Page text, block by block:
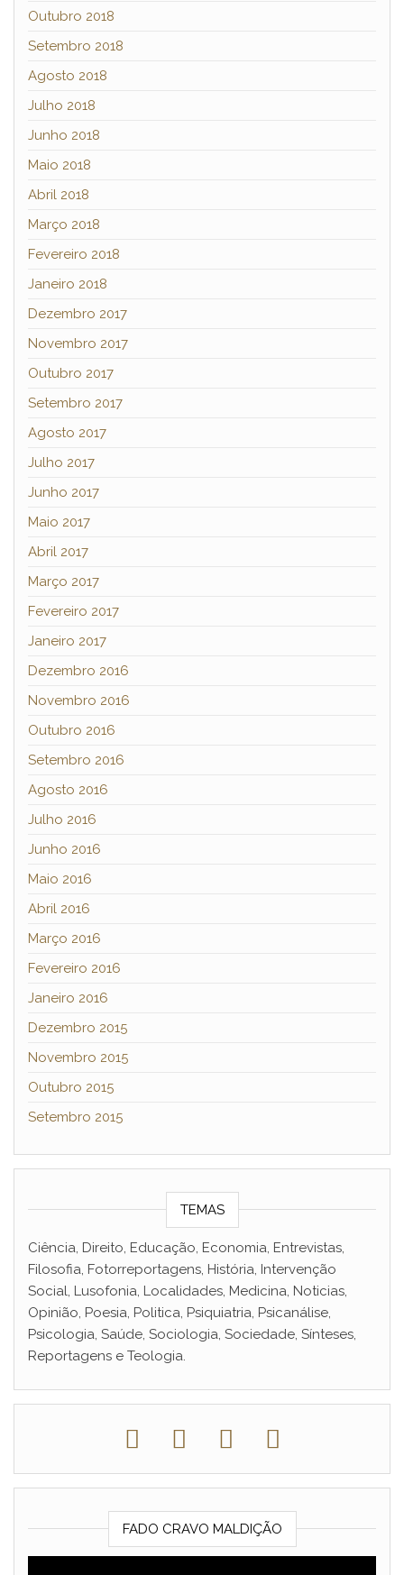
Outubro 2018
Setembro 2018
Agosto 2018
Julho 2018
Junho 2018
Maio 2018
Abril 2018
Março 2018
Fevereiro 2018
Janeiro 2018
Dezembro 2017
Novembro 2017
Outubro 2017
Setembro 2017
Agosto 2017
Julho 2017
Junho 2017
Maio 2017
Abril 2017
Março 2017
Fevereiro 2017
Janeiro 2017
Dezembro 2016
Novembro 2016
Outubro 2016
Setembro 2016
Agosto 2016
Julho 2016
Junho 2016
Maio 2016
Abril 2016
Março 2016
Fevereiro 2016
Janeiro 2016
Dezembro 2015
Novembro 2015
Outubro 2015
Setembro 2015
TEMAS
Ciência, Direito, Educação, Economia, Entrevistas,
Filosofia, Fotorreportagens, História, Intervenção
Social, Lusofonia, Localidades, Medicina, Noticias,
Opinião, Poesia, Politica, Psiquiatria, Psicanálise,
Psicologia, Saúde, Sociologia, Sociedade, Sínteses,
Reportagens e Teologia.
FADO CRAVO MALDIÇÃO